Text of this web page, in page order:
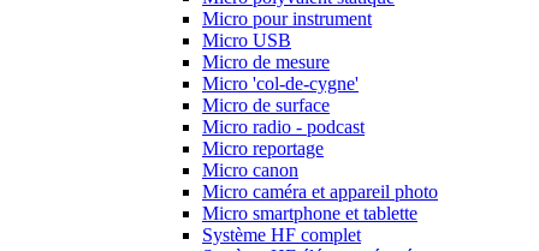
Micro pour instrument
Micro USB
Micro de mesure
Micro 'col-de-cygne'
Micro de surface
Micro radio - podcast
Micro reportage
Micro canon
Micro caméra et appareil photo
Micro smartphone et tablette
Système HF complet